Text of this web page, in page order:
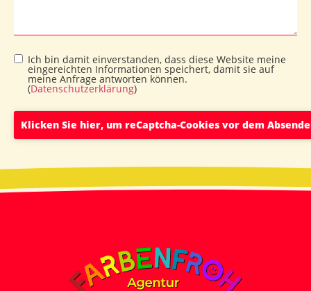
Ich bin damit einverstanden, dass diese Website meine
eingereichten Informationen speichert, damit sie auf
meine Anfrage antworten können.
(Datenschutzerklärung)
Klicken Sie hier, um reCaptcha-Cookies vor dem